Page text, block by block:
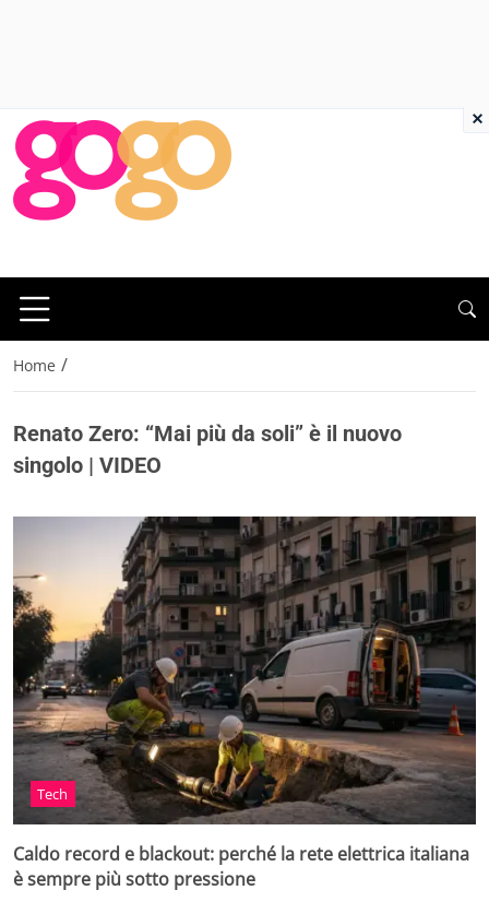
Home /
Renato Zero: “Mai più da soli” è il nuovo
singolo | VIDEO
Tech
Caldo record e blackout: perché la rete elettrica italiana
è sempre più sotto pressione
×